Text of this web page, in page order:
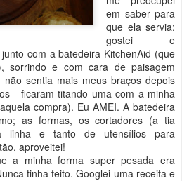
em saber para
que ela servia:
gostei e
com a batedeira KitchenAid (que
sorrindo e com cara de paisagem
sentia mais meus braços depois
- ficaram titando uma com a minha
compra). Eu AMEI. A batedeira
as formas, os cortadores (a tia
linha e tanto de utensílios para
aproveitei!
a minha forma super pesada era
tinha feito. Googlei uma receita e